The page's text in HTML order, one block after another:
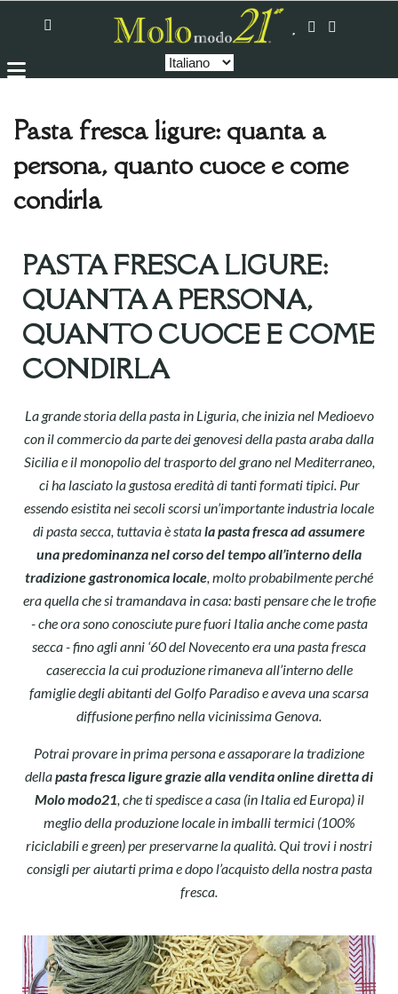
Pasta fresca ligure: quanta a
persona, quanto cuoce e come
condirla
PASTA FRESCA LIGURE:
QUANTA A PERSONA,
QUANTO CUOCE E COME
CONDIRLA
La grande storia della pasta in Liguria, che inizia nel Medioevo
con il commercio da parte dei genovesi della pasta araba dalla
Sicilia e il monopolio del trasporto del grano nel Mediterraneo,
ci ha lasciato la gustosa eredità di tanti formati tipici. Pur
essendo esistita nei secoli scorsi un’importante industria locale
di pasta secca, tuttavia è statala pasta fresca ad assumere
una predominanza nel corso del tempo all’interno della
tradizione gastronomica locale, molto probabilmente perché
era quella che si tramandava in casa: basti pensare che le trofie
- che ora sono conosciute pure fuori Italia anche come pasta
secca - fino agli anni ‘60 del Novecento era una pasta fresca
casereccia la cui produzione rimaneva all’interno delle
famiglie degli abitanti del Golfo Paradiso e aveva una scarsa
diffusione perfino nella vicinissima Genova.
Potrai provare in prima persona e assaporare la tradizione
dellapastafresca ligure grazie alla vendita online diretta di
Molo modo21, che ti spedisce a casa (in Italia ed Europa) il
meglio della produzione locale in imballi termici (100%
riciclabili e green) per preservarne la qualità. Qui trovi i nostri
consigli per aiutarti prima e dopo l’acquisto della nostra pasta
fresca.